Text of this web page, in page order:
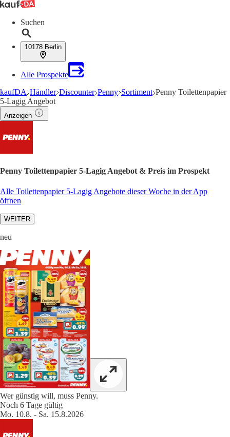
Suchen
10178 Berlin
Alle Prospekte
kaufDA Händler Discounter Penny Sortiment Penny Toilettenpapier
5-Lagig Angebot
Anzeigen
Penny Toilettenpapier 5-Lagig Angebot & Preis im Prospekt
Alle Toilettenpapier 5-Lagig Angebote dieser Woche in der App
öffnen
WEITER
neu
Wer günstig will, muss Penny.
Noch 6 Tage gültig
Mo. 10.8. - Sa. 15.8.2026